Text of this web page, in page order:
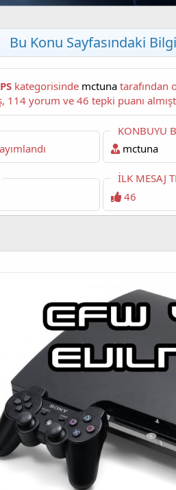
Bu Konu Sayfasındaki
kategorisinde mctuna
okuyorsunuz. Bu konu şimdiye dek 9,855 kez görüntülenmiş, 114 yorum ve 46 tepki puanı
KONBUYU
mctuna
İLK MESAJ
46